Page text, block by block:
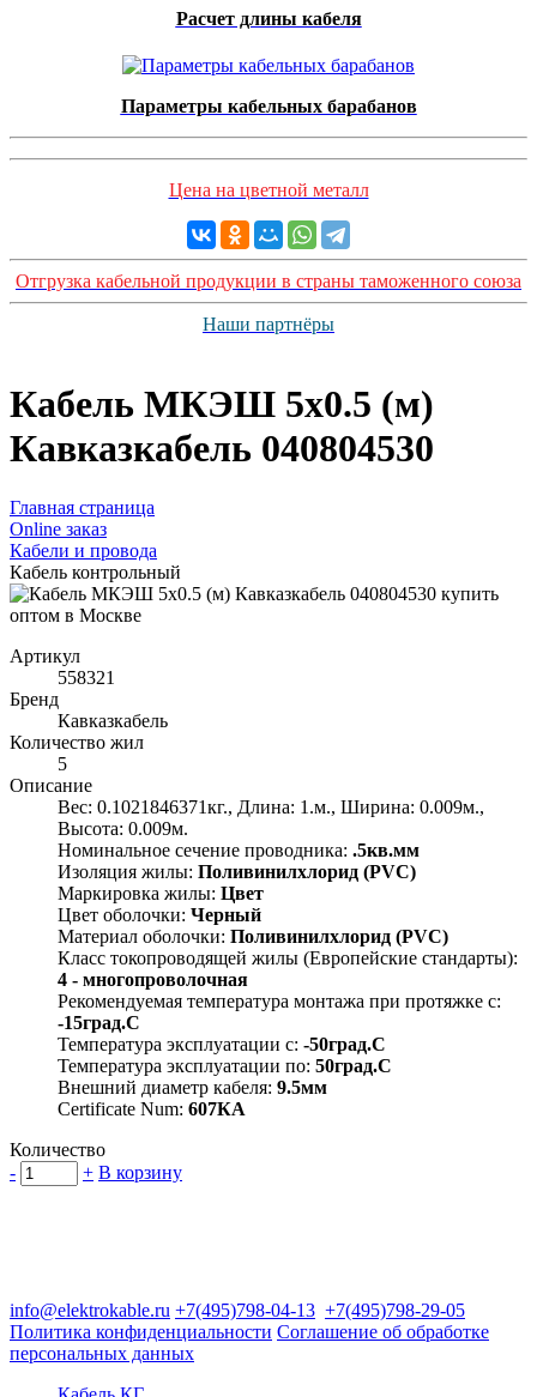
Расчет длины кабеля
Параметры кабельных барабанов
Цена на цветной металл
Отгрузка кабельной продукции в страны таможенного союза
Наши партнёры
Кабель МКЭШ 5х0.5 (м)
Кавказкабель 040804530
Главная страница
Оnline заказ
Кабели и провода
Кабель контрольный
Артикул
558321
Бренд
Кавказкабель
Количество жил
5
Описание
Вес: 0.1021846371кг., Длина: 1.м., Ширина: 0.009м.,
Высота: 0.009м.
Номинальное сечение проводника: .5кв.мм
Изоляция жилы: Поливинилхлорид (PVC)
Маркировка жилы: Цвет
Цвет оболочки: Черный
Материал оболочки: Поливинилхлорид (PVC)
Класс токопроводящей жилы (Европейские стандарты):
4 - многопроволочная
Рекомендуемая температура монтажа при протяжке с:
-15град.C
Температура эксплуатации с: -50град.C
Температура эксплуатации по: 50град.C
Внешний диаметр кабеля: 9.5мм
Certificate Num: 607КА
Количество
-
+ В корзину
info@elektrokable.ru +7(495)798-04-13 +7(495)798-29-05
Политика конфиденциальности Соглашение об обработке
персональных данных